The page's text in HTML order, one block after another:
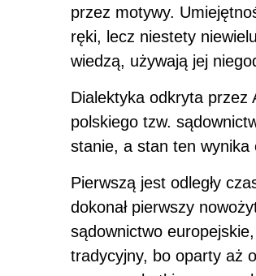
przez motywy.
ręki, lecz niestety
wiedzą, używają jej
Dialektyka odkryta przez
polskiego tzw.
stanie, a stan ten
Pierwszą jest odległy
dokonał pierwszy
sądownictwo
tradycyjny, bo oparty aż